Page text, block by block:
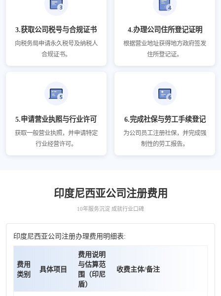
3.获取公司税号与合规证书
向税务局申请永久税号及纳税人
合规证书。
4.办理公司住所登记证明
根据营业地址获得地方政府签发
住所登记证。
5.申请营业执照与行业许可
获取一般营业执照，并申请特定
行业经营许可。
6.完成社保与劳工手续登记
为公司员工注册社保，并完成强
制性的劳工报告。
印度尼西亚公司注册费用
10年服务沉淀 成就行业口碑
印度尼西亚公司注册办理费用明细表:
费用
类别
具体项目
费用说明
与估算范
围（印尼
盾）
收费主体/备注